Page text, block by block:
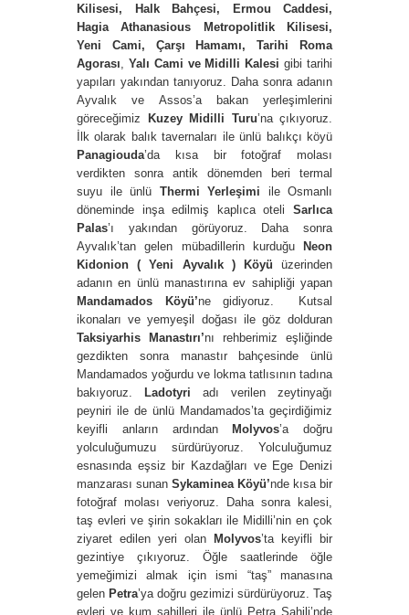
Kilisesi, Halk Bahçesi, Ermou Caddesi,
Hagia Athanasious Metropolitlik Kilisesi,
Yeni Cami, Çarşı Hamamı, Tarihi Roma
Agorası
Yalı Cami ve Midilli Kalesi gibi tarihi
yapıları yakından tanıyoruz. Daha sonra adanın
Ayvalık ve Assos’a bakan yerleşimlerini
göreceğimiz
Kuzey Midilli Turu’na çıkıyoruz.
İlk olarak balık tavernaları ile ünlü balıkçı köyü
Panagiouda’da kısa bir fotoğraf molası
verdikten sonra antik dönemden beri termal
suyu ile ünlü Thermi Yerleşimi ile Osmanlı
döneminde inşa edilmiş kaplıca oteli Sarlıca
Palas’ı yakından görüyoruz. Daha sonra
Ayvalık’tan gelen mübadillerin kurduğu
Neon
Kidonion ( Yeni Ayvalık )
Köyü üzerinden
adanın en ünlü manastırına ev sahipliği yapan
Mandamados Köyü’ne gidiyoruz. Kutsal
ikonaları ve yemyeşil doğası ile göz dolduran
Taksiyarhis Manastırı’nı rehberimiz eşliğinde
gezdikten sonra manastır bahçesinde ünlü
Mandamados yoğurdu ve lokma tatlısının tadına
bakıyoruz.
Ladotyri adı verilen zeytinyağı
peyniri ile de ünlü Mandamados’ta geçirdiğimiz
keyifli anların ardından
Molyvos’a doğru
yolculuğumuzu sürdürüyoruz. Yolculuğumuz
esnasında eşsiz bir Kazdağları ve Ege Denizi
manzarası sunan Sykaminea Köyü’nde kısa bir
fotoğraf molası veriyoruz. Daha sonra kalesi,
taş evleri ve şirin sokakları ile Midilli’nin en çok
ziyaret edilen yeri olan
Molyvos’ta keyifli bir
gezintiye çıkıyoruz. Öğle saatlerinde öğle
yemeğimizi almak için ismi “taş” manasına
gelen Petra’ya doğru gezimizi sürdürüyoruz. Taş
evleri ve kum sahilleri ile ünlü Petra Sahili’nde